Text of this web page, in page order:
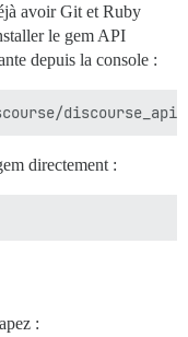
avoir Git et Ruby
le gem API
depuis la console :
directement :
: